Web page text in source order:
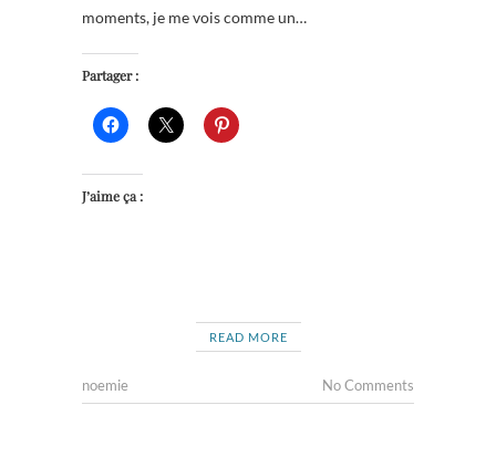
moments, je me vois comme un…
Partager :
J’aime ça :
READ MORE
noemie No Comments